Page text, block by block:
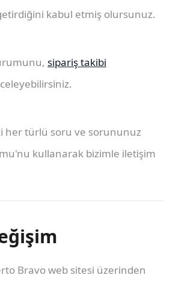
kabul etmiş olursunuz.
sipariş takibi
her türlü soru ve sorununuz
kullanarak bizimle iletişim
Bravo web sitesi üzerinden